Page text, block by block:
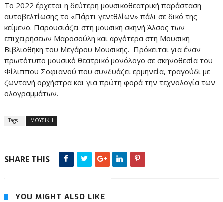
Το 2022 έρχεται η δεύτερη μουσικοθεατρική παράσταση
αυτοβελτίωσης το «Πάρτι γενεθλίων» πάλι σε δικό της
κείμενο. Παρουσιάζει στη μουσική σκηνή Άλσος των
επιχειρήσεων Μαροσούλη και αργότερα στη Μουσική
Βιβλιοθήκη του Μεγάρου Μουσικής. Πρόκειται για έναν
πρωτότυπο μουσικό θεατρικό μονόλογο σε σκηνοθεσία του
Φίλιππου Σοφιανού που συνδυάζει ερμηνεία, τραγούδι με
ζωντανή ορχήστρα και για πρώτη φορά την τεχνολογία των
ολογραμμάτων.
Tags : ΜΟΥΣΙΚΗ
SHARE THIS
YOU MIGHT ALSO LIKE